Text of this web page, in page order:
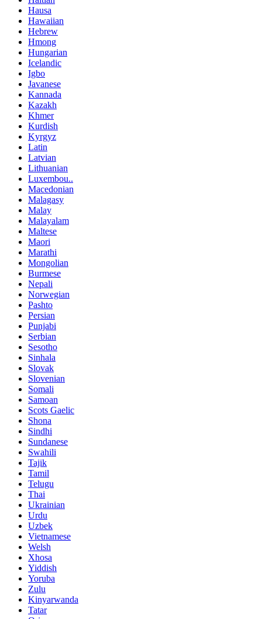
Hausa
Hawaiian
Hebrew
Hmong
Hungarian
Icelandic
Igbo
Javanese
Kannada
Kazakh
Khmer
Kurdish
Kyrgyz
Latin
Latvian
Lithuanian
Luxembou..
Macedonian
Malagasy
Malay
Malayalam
Maltese
Maori
Marathi
Mongolian
Burmese
Nepali
Norwegian
Pashto
Persian
Punjabi
Serbian
Sesotho
Sinhala
Slovak
Slovenian
Somali
Samoan
Scots Gaelic
Shona
Sindhi
Sundanese
Swahili
Tajik
Tamil
Telugu
Thai
Ukrainian
Urdu
Uzbek
Vietnamese
Welsh
Xhosa
Yiddish
Yoruba
Zulu
Kinyarwanda
Tatar